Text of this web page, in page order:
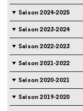
Saison 2024-2025
Saison 2023-2024
Saison 2022-2023
Saison 2021-2022
Saison 2020-2021
Saison 2019-2020